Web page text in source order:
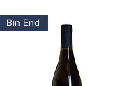
Bin End